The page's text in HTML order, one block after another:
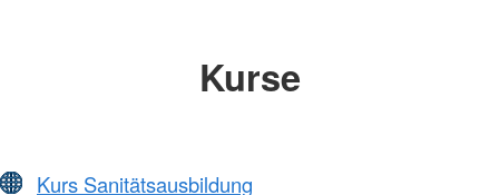
Kurse
Kurs Sanitätsausbildung